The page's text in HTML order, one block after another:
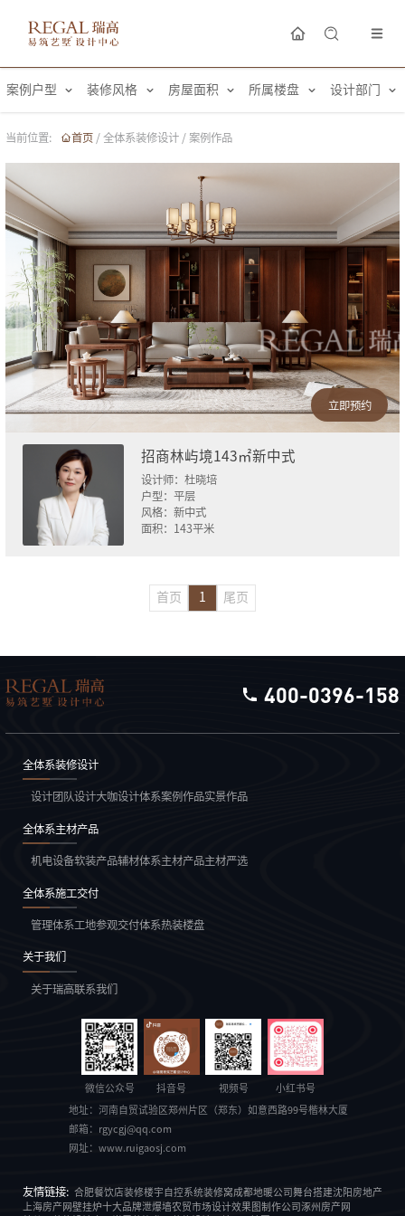
当前位置: 首页 / 全体系装修设计 / 案例作品
案例户型 装修风格 房屋面积 所属楼盘 设计部门
立即预约
招商林屿境143㎡新中式
设计师： 杜晓培
户型： 平层
风格： 新中式
面积：
143平米
首页 1 尾页
400-0396-158
全体系装修设计
设计团队设计大咖设计体系案例作品实景作品
全体系主材产品
机电设备软装产品辅材体系主材产品主材严选
全体系施工交付
管理体系工地参观交付体系热装楼盘
关于我们
关于瑞高联系我们
微信公众号 抖音号 视频号 小红书号
地址： 河南自贸试验区郑州片区（郑东）如意西路99号楷林大厦
邮箱：
rgycgj@qq.com
网址： www.ruigaosj.com
友情链接: 合肥餐饮店装修楼宇自控系统装修窝成都地暖公司舞台搭建沈阳房地产
上海房产网壁挂炉十大品牌泄爆墙农贸市场设计效果图制作公司涿州房产网